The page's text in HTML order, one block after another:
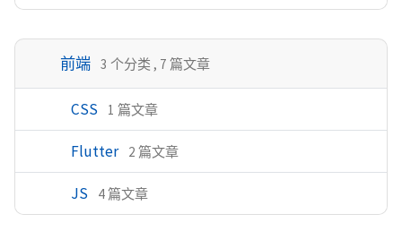
前端 3 个分类 , 7 篇文章
CSS 1 篇文章
Flutter 2 篇文章
JS 4 篇文章